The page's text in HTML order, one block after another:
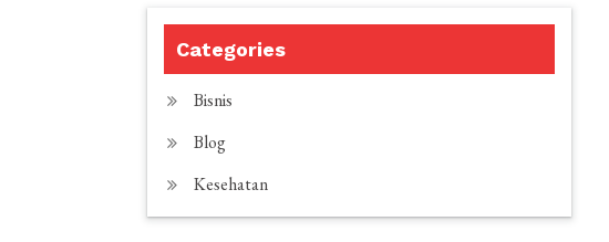
Categories
Bisnis
Blog
Kesehatan